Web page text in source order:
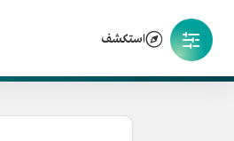
استكشف